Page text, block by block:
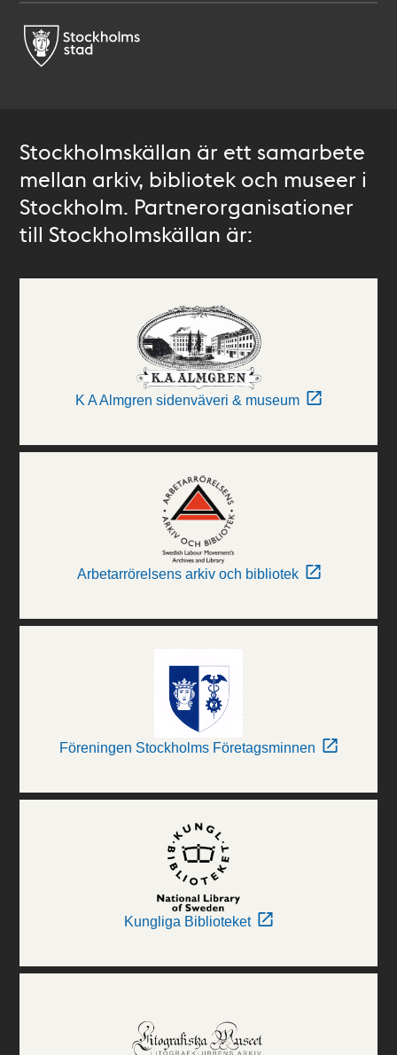
Stockholmskällan är ett samarbete
mellan arkiv, bibliotek och museer i
Stockholm. Partnerorganisationer
till Stockholmskällan är:
K A Almgren sidenväveri & museum
Arbetarrörelsens arkiv och bibliotek
Föreningen Stockholms Företagsminnen
Kungliga Biblioteket